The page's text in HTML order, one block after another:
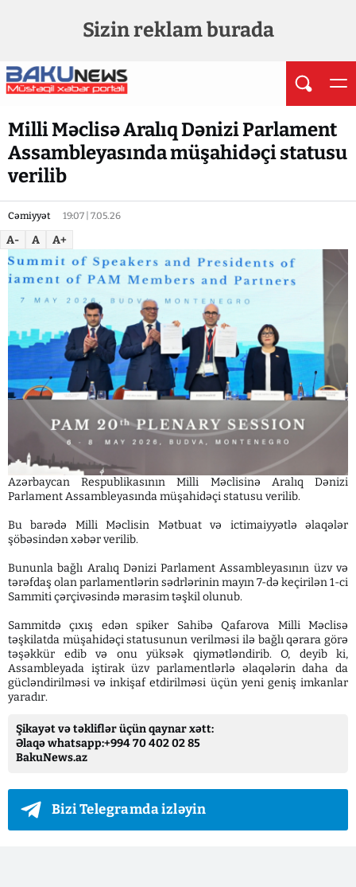
Sizin reklam burada
Milli Məclisə Aralıq Dənizi Parlament
Assambleyasında müşahidəçi statusu
verilib
Cəmiyyət 19:07 | 7.05.26
A- A A+
Azərbaycan Respublikasının Milli Məclisinə Aralıq Dənizi
Parlament Assambleyasında müşahidəçi statusu verilib.
Bu barədə Milli Məclisin Mətbuat və ictimaiyyətlə əlaqələr
şöbəsindən xəbər verilib.
Bununla bağlı Aralıq Dənizi Parlament Assambleyasının üzv və
tərəfdaş olan parlamentlərin sədrlərinin mayın 7-də keçirilən 1-ci
Sammiti çərçivəsində mərasim təşkil olunub.
Sammitdə çıxış edən spiker Sahibə Qafarova Milli Məclisə
təşkilatda müşahidəçi statusunun verilməsi ilə bağlı qərara görə
təşəkkür edib və onu yüksək qiymətləndirib. O, deyib ki,
Assambleyada iştirak üzv parlamentlərlə əlaqələrin daha da
gücləndirilməsi və inkişaf etdirilməsi üçün yeni geniş imkanlar
yaradır.
Şikayət və təkliflər üçün qaynar xətt:
Əlaqə whatsapp:+994 70 402 02 85
BakuNews.az
Bizi Telegramda izləyin